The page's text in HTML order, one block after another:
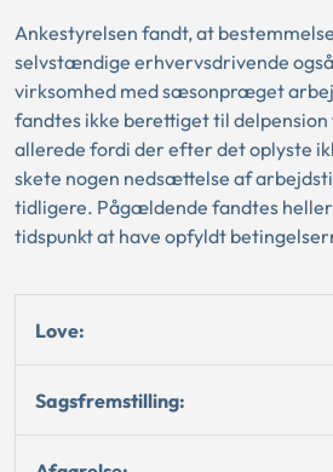
Ankestyrelsen fandt, at
selvstændige erhvervsdrivende
virksomhed med sæsonpræget
fandtes ikke berettiget til delpension
allerede fordi der efter det oplyste
skete nogen nedsættelse af
tidligere. Pågældende fandtes heller
tidspunkt at have opfyldt
Love:
Sagsfremstilling: